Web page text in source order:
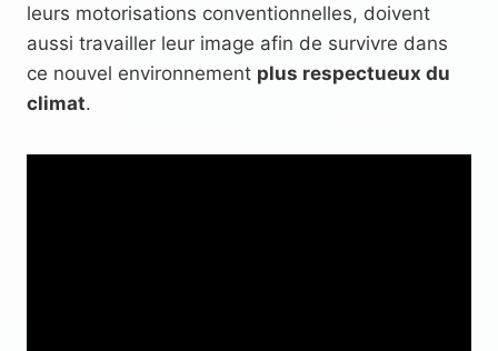
leurs motorisations conventionnelles, doivent
aussi travailler leur image afin de survivre dans
ce nouvel environnement plus respectueux du
climat.